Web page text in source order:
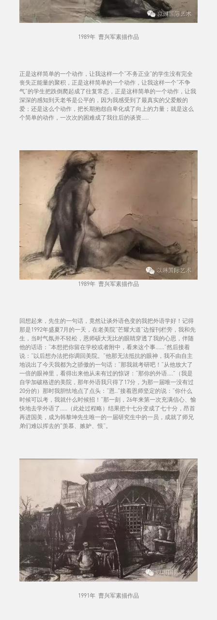
1989年 曹兴军素描作品
正是这样简单的一个动作，让我这样一个“不务正业”的学生没有完全
丧失正能量的聚积，正是这样简单的一个动作，让我这样一个“不争
气”的学生把跌倒爬起成了往复常态，正是这样简单的一个动作，让我
深深的感知到天老爷是公平的，因为我感受到了最真实的父爱般的
爱；还是这么个动作，把长期抱怨自卑化成了向上的力量；就是这么
个简单的动作，一次次的困难成了我往后的谈资…..
1989年 曹兴军素描作品
回想起来，先生的一句话，竟然让谈外语色变的我把外语学好！记得
那是1992年盛夏7月的一天，在老美院“芒耀大道”边报刊栏旁，我和先
生，当时气氛并不轻松，恩师硕大无比的眼睛穿透了我的心思，伴随
他的话语：“本想把你留在学校或者附中，看来这个事......”然后接着
说：“以后想办法把你调回美院。”他那无法抵抗的眼神，我不由自主
地说出了今天我都为之骄傲的一句话：“那我就考研吧！”从他放大了
一倍的眼神里，看得出来他从未有过的惊讶：“那你的外语....”（我是
自学加破格进的美院，那年外语我只得了17分，为那一届唯一没有过
20分的）那时我胆怯地点了点头：“恩..”接着恩师坚定的说：“你什么
时候可以考，我就什么时候招！”那一刻，26年来第一次充满信心、愉
快地去学外语了.....（此处过程略）结果把十七分变成了七十分，昂首
再进国美，成为韩黎坤先生唯一的一届研究生中的一员，成就了师兄
弟们难以挥去的"羡慕、嫉妒、恨”。
1991年 曹兴军素描作品